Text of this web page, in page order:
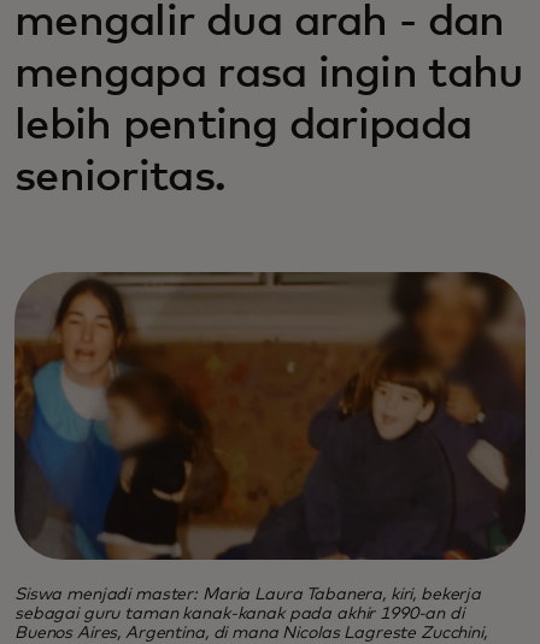
mengalir dua arah - dan
mengapa rasa ingin tahu
lebih penting daripada
senioritas.
Siswa menjadi master: Maria Laura Tabanera, kiri, bekerja
sebagai guru taman kanak-kanak pada akhir 1990-an di
Buenos Aires, Argentina, di mana Nicolas Lagreste Zucchini,